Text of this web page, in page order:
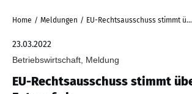
Home / Meldungen / EU-Rechtsausschuss stimmt über CSRD-Entwurf ab
23.03.2022
Betriebswirtschaft, Meldung
EU-Rechtsausschuss stimmt